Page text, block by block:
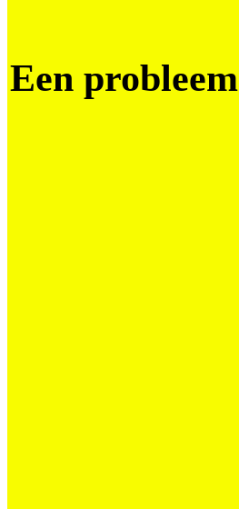
Een probleem